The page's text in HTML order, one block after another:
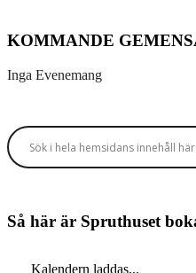
KOMMANDE
Inga Evenemang
Så här är Spruthuset
Kalendern laddas...